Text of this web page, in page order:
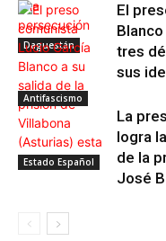
Daguestán
Estado Español
El
tres
sus
Antifascismo
La
logra
de la
José